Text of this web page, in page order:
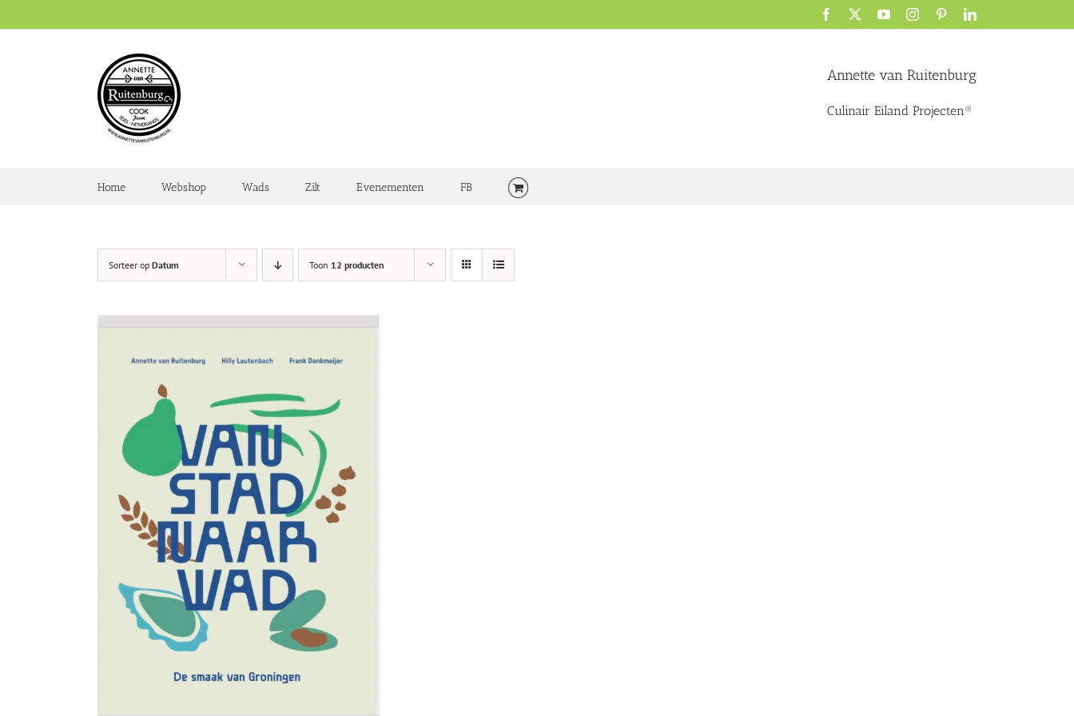
Facebook YouTubeInstagramPinterestLinkedIn
Annette van Ruitenburg
Culinair Eiland Projecten®
Home Webshop Wads Zilt Evenementen FB
Sorteer op Datum Toon 12 producten